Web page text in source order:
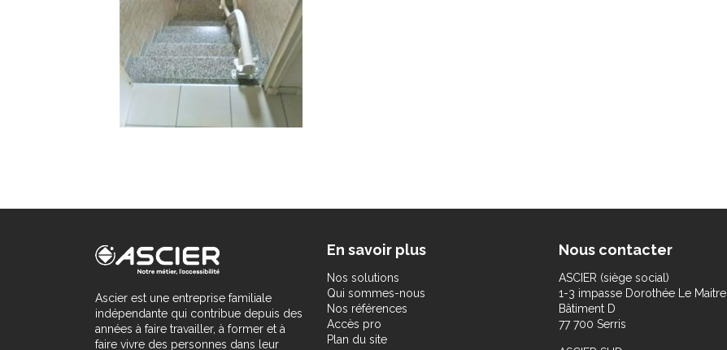
Ascier est une entreprise familiale
indépendante qui contribue depuis des
années à faire travailler, à former et à
faire vivre des personnes dans leur
En savoir plus
Nos solutions
Qui sommes-nous
Nos références
Accès pro
Plan du site
Nous contacter
ASCIER (siège social)
1-3 impasse Dorothée Le Maitre
Bâtiment D
77 700 Serris